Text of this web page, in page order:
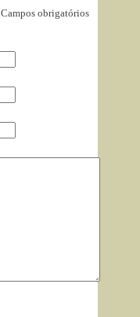
Campos obrigatórios